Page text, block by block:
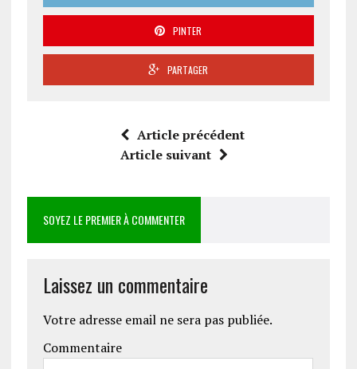
PINTER
PARTAGER
Article précédent
Article suivant
SOYEZ LE PREMIER À COMMENTER
Laissez un commentaire
Votre adresse email ne sera pas publiée.
Commentaire